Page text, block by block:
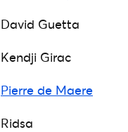
David Guetta
Kendji Girac
Pierre de Maere
Ridsa